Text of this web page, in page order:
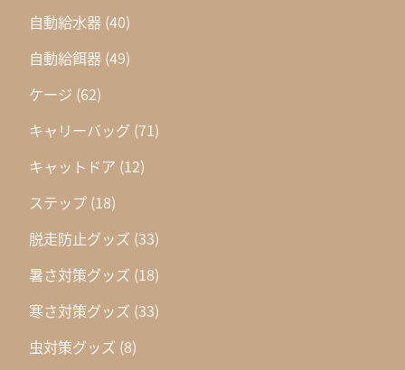
自動給水器 (40)
自動給餌器 (49)
ケージ (62)
キャリーバッグ (71)
キャットドア (12)
ステップ (18)
脱走防止グッズ (33)
暑さ対策グッズ (18)
寒さ対策グッズ (33)
虫対策グッズ (8)